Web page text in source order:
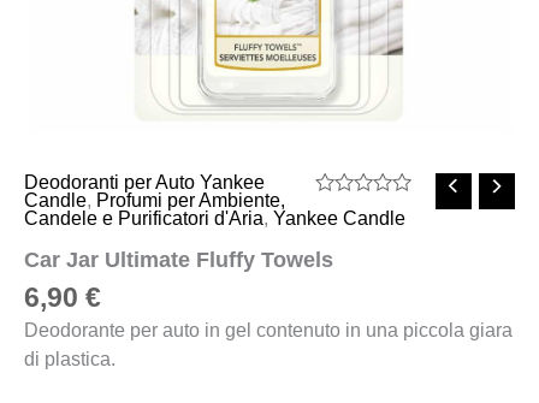
Valutato
0
5
Deodoranti per Auto Yankee
Candle, Profumi per Ambiente,
Candele e Purificatori d'Aria, Yankee Candle
Car Jar Ultimate Fluffy Towels
6,90 €
Deodorante per auto in gel contenuto in una piccola giara
di plastica.